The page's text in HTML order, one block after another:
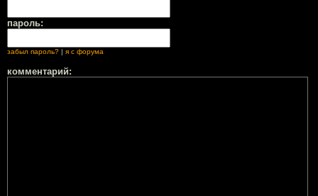
пароль:
забыл пароль? я с форума
комментарий: